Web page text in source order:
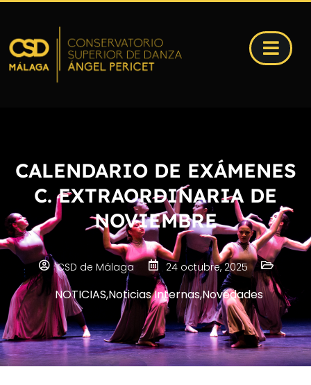
CALENDARIO DE EXÁMENES
C. EXTRAORDINARIA DE
NOVIEMBRE
CSD de Málaga 24 octubre, 2025
NOTICIAS,Noticias Internas,Novedades